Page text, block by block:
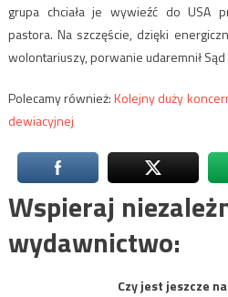
grupa chciała je wywieźć do USA
pastora. Na szczęście, dzięki
wolontariuszy, porwanie udaremnił
Polecamy również:Kolejny duży
dewiacyjnej
Wspieraj
wydawnictwo:
Czy jest jeszcze